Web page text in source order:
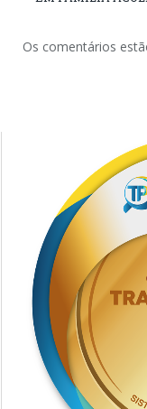
Os comentários